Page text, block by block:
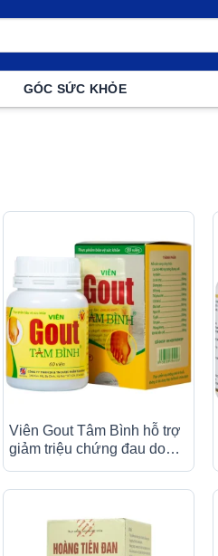
GÓC SỨC KHỎE
Viên Gout Tâm Bình hỗ trợ
giảm triệu chứng đau do